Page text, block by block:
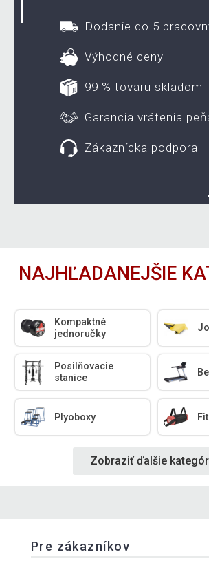
Dodanie do 5
Výhodné ceny
99 % tovaru skladom
Garancia vrátenia
Zákaznícka podpora
NAJHĽADANEJŠIE
Kompaktné
jednoručky
Posilňovacie
stanice
Plyoboxy
Zobraziť ďalšie
Pre zákazníkov